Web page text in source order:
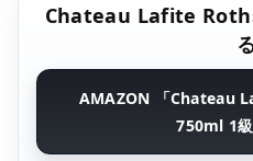
Chateau Lafite
AMAZON 「Chateau
750ml 1